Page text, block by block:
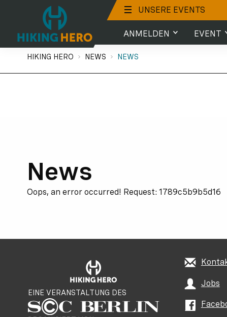
UNSERE EVENTS
ANMELDEN
Extras
EVENT
Event FAQ
Sie sind hier:
HIKING HERO NEWS NEWS
News
Oops, an error occurred! Request: 1789c5b9b5d16
EINE VERANSTALTUNG DES
Jobs